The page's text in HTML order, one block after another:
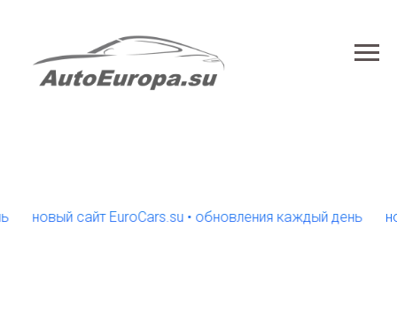
сайт EuroCars.su • обновления каждый день новый